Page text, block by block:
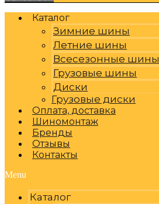
Каталог
Зимние шины
Летние шины
Всесезонные шины
Грузовые шины
Диски
Грузовые диски
Оплата, доставка
Шиномонтаж
Бренды
Отзывы
Контакты
Menu
Каталог